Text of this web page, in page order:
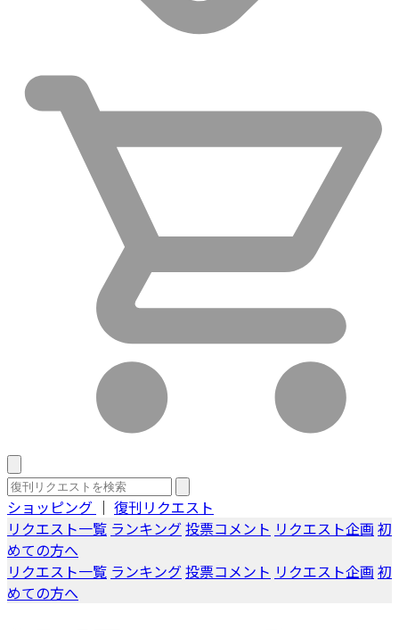
ショッピング ｜ 復刊リクエスト
リクエスト一覧 ランキング投票コメント リクエスト企画 初
めての方へ
リクエスト一覧 ランキング投票コメント リクエスト企画 初
めての方へ